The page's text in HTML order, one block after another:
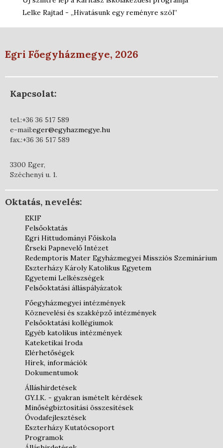
Lelke Rajtad - „Hivatásunk egy reményre szól”
Egri Főegyházmegye, 2026
Kapcsolat:
tel.:+36 36 517 589
e-mail:eger@egyhazmegye.hu
fax.:+36 36 517 589
3300 Eger,
Széchenyi u. 1.
Oktatás, nevelés:
EKIF
Felsőoktatás
Egri Hittudományi Főiskola
Érseki Papnevelő Intézet
Redemptoris Mater Egyházmegyei Missziós Szeminárium
Eszterházy Károly Katolikus Egyetem
Egyetemi Lelkészségek
Felsőoktatási álláspályázatok
Főegyházmegyei intézmények
Köznevelési és szakképző intézmények
Felsőoktatási kollégiumok
Egyéb katolikus intézmények
Kateketikai Iroda
Elérhetőségek
Hírek, információk
Dokumentumok
Álláshirdetések
GY.I.K. - gyakran ismételt kérdések
Minőségbiztosítási összesítések
Óvodafejlesztések
Eszterházy Kutatócsoport
Programok